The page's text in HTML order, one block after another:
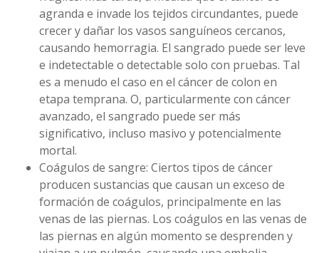
agranda e invade los tejidos circundantes, puede
crecer y dañar los vasos sanguíneos cercanos,
causando hemorragia. El sangrado puede ser leve
e indetectable o detectable solo con pruebas. Tal
es a menudo el caso en el cáncer de colon en
etapa temprana. O, particularmente con cáncer
avanzado, el sangrado puede ser más
significativo, incluso masivo y potencialmente
mortal.
Coágulos de sangre: Ciertos tipos de cáncer
producen sustancias que causan un exceso de
formación de coágulos, principalmente en las
venas de las piernas. Los coágulos en las venas de
las piernas en algún momento se desprenden y